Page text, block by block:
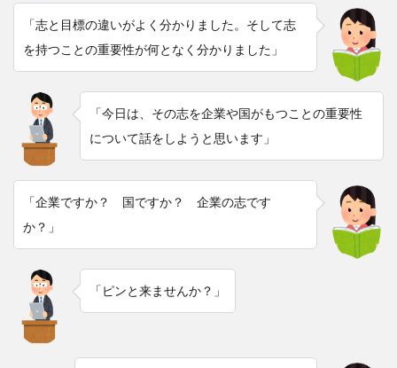
「志と目標の違いがよく分かりました。そして志
を持つことの重要性が何となく分かりました」
「今日は、その志を企業や国がもつことの重要性
について話をしようと思います」
「企業ですか？ 国ですか？ 企業の志です
か？」
「ピンと来ませんか？」